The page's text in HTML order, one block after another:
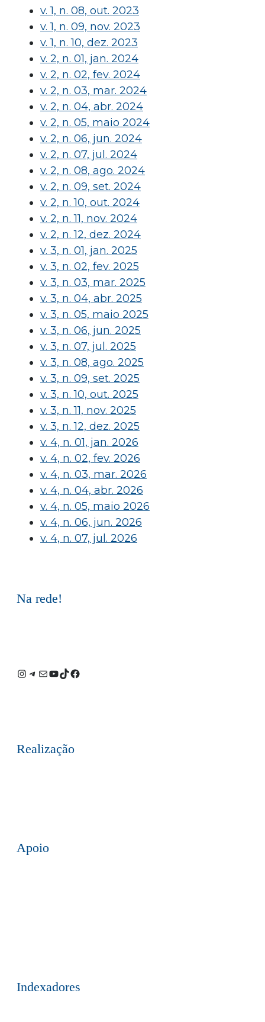
v. 1, n. 08, out. 2023
v. 1, n. 09, nov. 2023
v. 1, n. 10, dez. 2023
v. 2, n. 01, jan. 2024
v. 2, n. 02, fev. 2024
v. 2, n. 03, mar. 2024
v. 2, n. 04, abr. 2024
v. 2, n. 05, maio 2024
v. 2, n. 06, jun. 2024
v. 2, n. 07, jul. 2024
v. 2, n. 08, ago. 2024
v. 2, n. 09, set. 2024
v. 2, n. 10, out. 2024
v. 2, n. 11, nov. 2024
v. 2, n. 12, dez. 2024
v. 3, n. 01, jan. 2025
v. 3, n. 02, fev. 2025
v. 3, n. 03, mar. 2025
v. 3, n. 04, abr. 2025
v. 3, n. 05, maio 2025
v. 3, n. 06, jun. 2025
v. 3, n. 07, jul. 2025
v. 3, n. 08, ago. 2025
v. 3, n. 09, set. 2025
v. 3, n. 10, out. 2025
v. 3, n. 11, nov. 2025
v. 3, n. 12, dez. 2025
v. 4, n. 01, jan. 2026
v. 4, n. 02, fev. 2026
v. 4, n. 03, mar. 2026
v. 4, n. 04, abr. 2026
v. 4, n. 05, maio 2026
v. 4, n. 06, jun. 2026
v. 4, n. 07, jul. 2026
Na rede!
Instagram
Telegram
E-Youtube
TikTok
Facebook
Realização
Apoio
Indexadores